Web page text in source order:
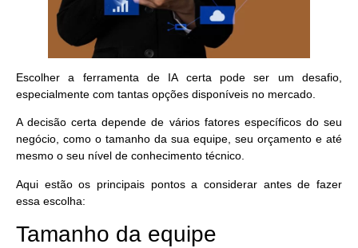
Escolher a ferramenta de IA certa pode ser um desafio,
especialmente com tantas opções disponíveis no mercado.
A decisão certa depende de vários fatores específicos do seu
negócio, como o tamanho da sua equipe, seu orçamento e até
mesmo o seu nível de conhecimento técnico.
Aqui estão os principais pontos a considerar antes de fazer
essa escolha:
Tamanho da equipe